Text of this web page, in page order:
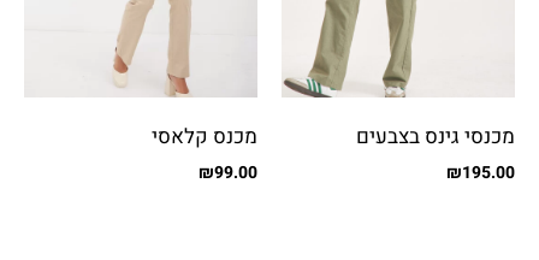
מכנסי גינס בצבעים
₪195.00
מכנס קלאסי
₪99.00